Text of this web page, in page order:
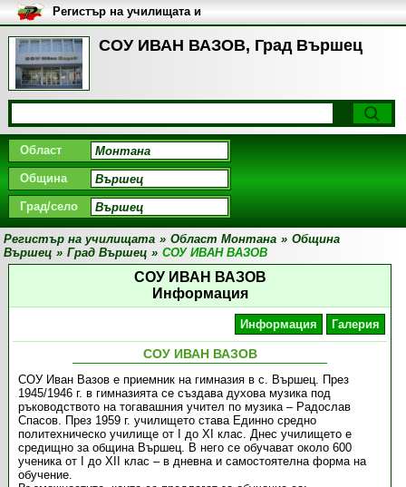
СОУ ИВАН ВАЗОВ, Град Вършец
Регистър на училищата и
университетите в България
Област
Община
Град/село
Регистър на училищата » Област Монтана » Община
Вършец » Град Вършец » СОУ ИВАН ВАЗОВ
СОУ ИВАН ВАЗОВ
Информация
Информация Галерия
СОУ ИВАН ВАЗОВ
СОУ Иван Вазов е приемник на гимназия в с. Вършец. През
1945/1946 г. в гимназията се създава духова музика под
ръководството на тогавашния учител по музика – Радослав
Спасов. През 1959 г. училището става Единно средно
политехническо училище от І до ХІ клас. Днес училището е
средищно за община Вършец. В него се обучават около 600
ученика от І до ХІІ клас – в дневна и самостоятелна форма на
обучение.